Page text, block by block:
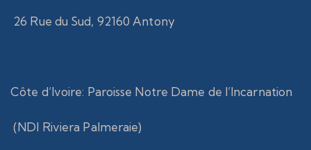
26 Rue du Sud, 92160 Antony
Côte d’Ivoire: Paroisse Notre Dame de l’Incarnation
(NDI Riviera Palmeraie)